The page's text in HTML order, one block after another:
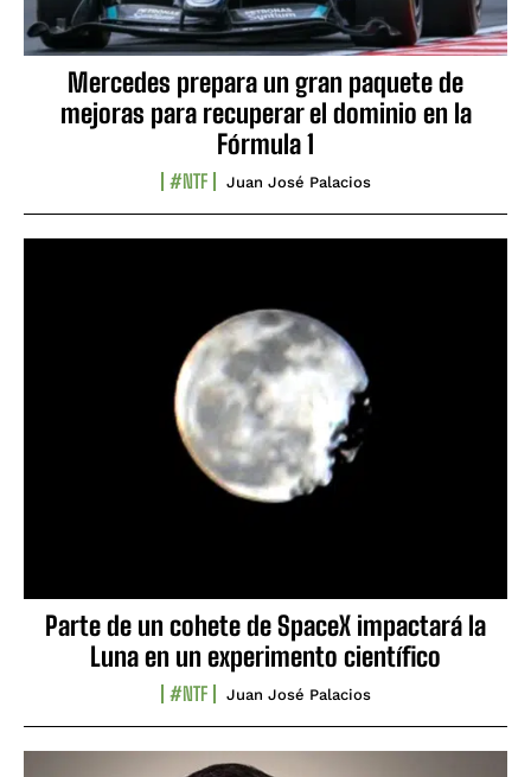
Mercedes prepara un gran paquete de
mejoras para recuperar el dominio en la
Fórmula 1
#NTF Juan José Palacios
Parte de un cohete de SpaceX impactará la
Luna en un experimento científico
#NTF Juan José Palacios